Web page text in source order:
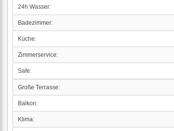
24h Wasser:
Badezimmer:
Küche:
Zimmerservice:
Safe:
Große Terrasse:
Balkon:
Klima: